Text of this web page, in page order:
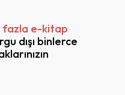
fazla e-kitap
dışı binlerce